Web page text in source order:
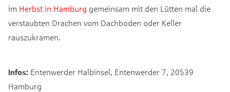
im Herbst in Hamburg gemeinsam mit den Lütten mal die
verstaubten Drachen vom Dachboden oder Keller
rauszukramen.
Infos: Entenwerder Halbinsel, Entenwerder 7, 20539
Hamburg